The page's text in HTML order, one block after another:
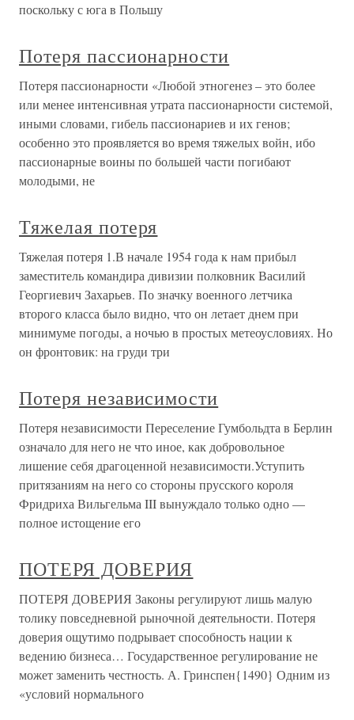
поскольку с юга в Польшу
Потеря пассионарности
Потеря пассионарности «Любой этногенез – это более
или менее интенсивная утрата пассионарности системой,
иными словами, гибель пассионариев и их генов;
особенно это проявляется во время тяжелых войн, ибо
пассионарные воины по большей части погибают
молодыми, не
Тяжелая потеря
Тяжелая потеря 1.В начале 1954 года к нам прибыл
заместитель командира дивизии полковник Василий
Георгиевич Захарьев. По значку военного летчика
второго класса было видно, что он летает днем при
минимуме погоды, а ночью в простых метеоусловиях. Но
он фронтовик: на груди три
Потеря независимости
Потеря независимости Переселение Гумбольдта в Берлин
означало для него не что иное, как добровольное
лишение себя драгоценной независимости.Уступить
притязаниям на него со стороны прусского короля
Фридриха Вильгельма III вынуждало только одно —
полное истощение его
ПОТЕРЯ ДОВЕРИЯ
ПОТЕРЯ ДОВЕРИЯ Законы регулируют лишь малую
толику повседневной рыночной деятельности. Потеря
доверия ощутимо подрывает способность нации к
ведению бизнеса… Государственное регулирование не
может заменить честность. А. Гринспен{1490} Одним из
«условий нормального